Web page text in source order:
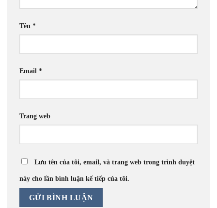
Tên *
Email *
Trang web
Lưu tên của tôi, email, và trang web trong trình duyệt
này cho lần bình luận kế tiếp của tôi.